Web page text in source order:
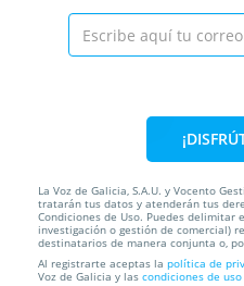
5% 44€
Pack 6 botellas Monte
2022
Envío a domicilio
La Voz de Galicia, S.A.U. y Vocento
tratarán tus datos y atenderán tus
Condiciones de Uso. Puedes delimitar
investigación o gestión de comercial)
destinatarios de manera conjunta o,
Al registrarte aceptas la política de
Voz de Galicia y las condiciones de uso